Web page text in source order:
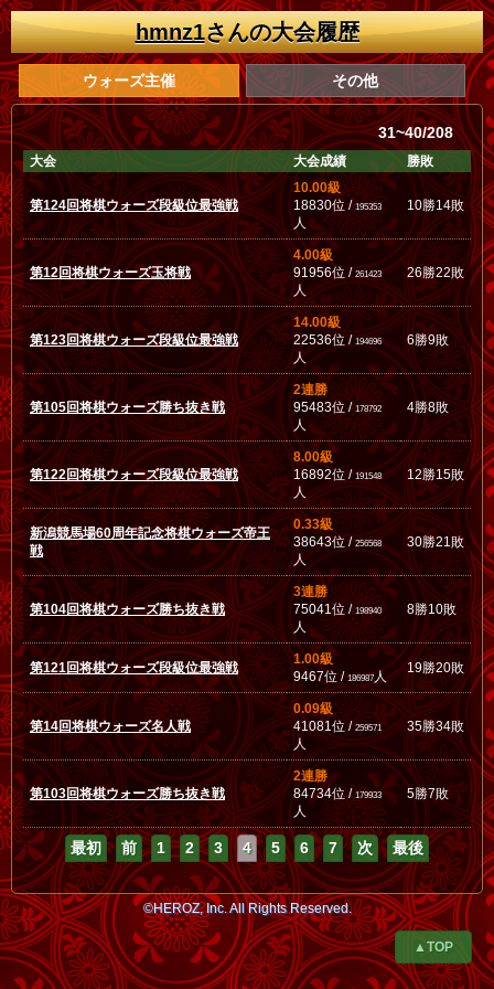
hmnz1さんの大会履歴
ウォーズ主催 その他
31~40/208
大会 大会成績 勝敗
第124回将棋ウォーズ段級位最強戦
10.00級
18830位 /195353
人
10勝14敗
第12回将棋ウォーズ玉将戦
4.00級
91956位 /261423
人
26勝22敗
第123回将棋ウォーズ段級位最強戦
14.00級
22536位 /194696
人
6勝9敗
第105回将棋ウォーズ勝ち抜き戦
2連勝
95483位 /178792
人
4勝8敗
第122回将棋ウォーズ段級位最強戦
8.00級
16892位 /191548
人
12勝15敗
新潟競馬場60周年記念将棋ウォーズ帝王
戦
0.33級
38643位 /256568
人
30勝21敗
第104回将棋ウォーズ勝ち抜き戦
3連勝
75041位 /198940
人
8勝10敗
第121回将棋ウォーズ段級位最強戦
1.00級
9467位 /186987人
19勝20敗
第14回将棋ウォーズ名人戦
0.09級
41081位 / 259571
人
35勝34敗
第103回将棋ウォーズ勝ち抜き戦
2連勝
84734位 /179933
人
5勝7敗
最初 前 1 2 3 4 5 6 7 次 最後
©HEROZ, Inc. All Rights Reserved.
▲TOP